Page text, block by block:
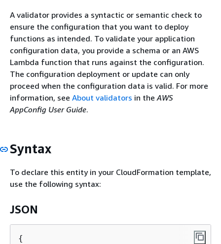
A validator provides a syntactic or semantic check to
ensure the configuration that you want to deploy
functions as intended. To validate your application
configuration data, you provide a schema or an AWS
Lambda function that runs against the configuration.
The configuration deployment or update can only
proceed when the configuration data is valid. For more
information, see About validators in theAWS
AppConfig User Guide.
Syntax
To declare this entity in your CloudFormation template,
use the following syntax:
JSON
{